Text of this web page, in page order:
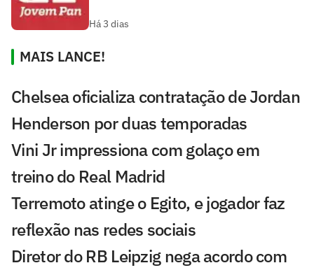
Há 3 dias
MAIS LANCE!
Chelsea oficializa contratação de Jordan
Henderson por duas temporadas
Vini Jr impressiona com golaço em
treino do Real Madrid
Terremoto atinge o Egito, e jogador faz
reflexão nas redes sociais
Diretor do RB Leipzig nega acordo com